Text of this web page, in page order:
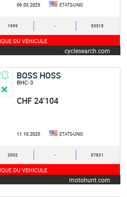
09.03.2025 ETATS-UNIS
1999 - 33315
DU VEHICULE
cyclesearch.com
BOSS HOSS
BHC-3
CHF 24'104
11.10.2025 ETATS-UNIS
2002 - 07821
DU VEHICULE
motohunt.com